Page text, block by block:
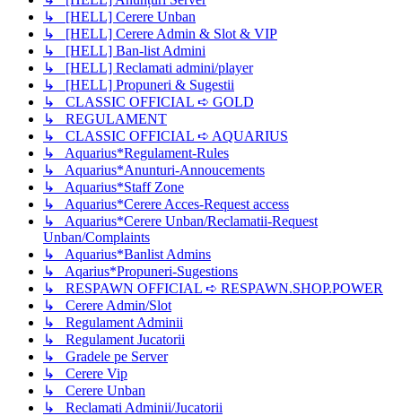
↳ [HELL] Cerere Unban
↳ [HELL] Cerere Admin & Slot & VIP
↳ [HELL] Ban-list Admini
↳ [HELL] Reclamati admini/player
↳ [HELL] Propuneri & Sugestii
↳ CLASSIC OFFICIAL ➪ GOLD
↳ REGULAMENT
↳ CLASSIC OFFICIAL ➪ AQUARIUS
↳ Aquarius*Regulament-Rules
↳ Aquarius*Anunturi-Annoucements
↳ Aquarius*Staff Zone
↳ Aquarius*Cerere Acces-Request access
↳ Aquarius*Cerere Unban/Reclamatii-Request
Unban/Complaints
↳ Aquarius*Banlist Admins
↳ Aqarius*Propuneri-Sugestions
↳ RESPAWN OFFICIAL ➪ RESPAWN.SHOP.POWER
↳ Cerere Admin/Slot
↳ Regulament Adminii
↳ Regulament Jucatorii
↳ Gradele pe Server
↳ Cerere Vip
↳ Cerere Unban
↳ Reclamati Adminii/Jucatorii